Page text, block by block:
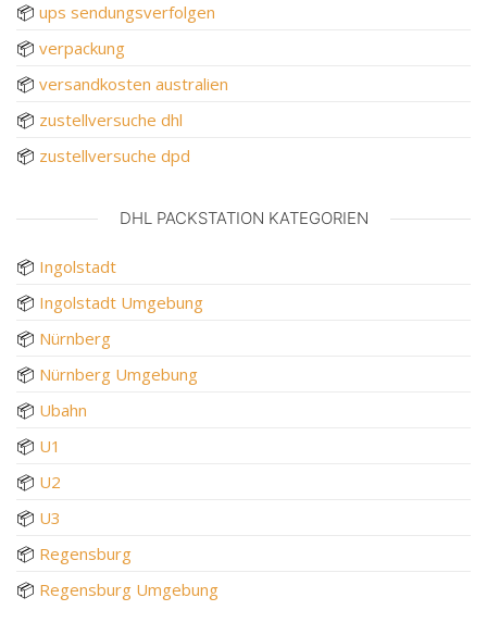
📦 ups sendungsverfolgen
📦 verpackung
📦 versandkosten australien
📦 zustellversuche dhl
📦 zustellversuche dpd
DHL PACKSTATION KATEGORIEN
📦 Ingolstadt
📦 Ingolstadt Umgebung
📦 Nürnberg
📦 Nürnberg Umgebung
📦 Ubahn
📦 U1
📦 U2
📦 U3
📦 Regensburg
📦 Regensburg Umgebung